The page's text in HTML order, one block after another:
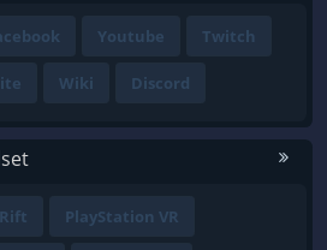
Youtube Twitch
Wiki Discord
PlayStation VR